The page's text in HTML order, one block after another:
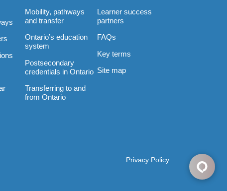
Mobility, pathways
and transfer
Ontario’s education
system
Postsecondary
credentials in Ontario
Transferring to and
from Ontario
Learner success
partners
FAQs
Key terms
Site map
Privacy Policy